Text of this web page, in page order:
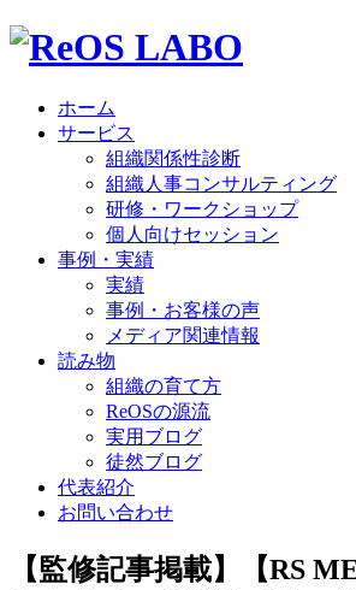
ホーム
サービス
組織関係性診断
組織人事コンサルティング
研修・ワークショップ
個人向けセッション
事例・実績
実績
事例・お客様の声
メディア関連情報
読み物
組織の育て方
ReOSの源流
実用ブログ
徒然ブログ
代表紹介
お問い合わせ
【監修記事掲載】【RS